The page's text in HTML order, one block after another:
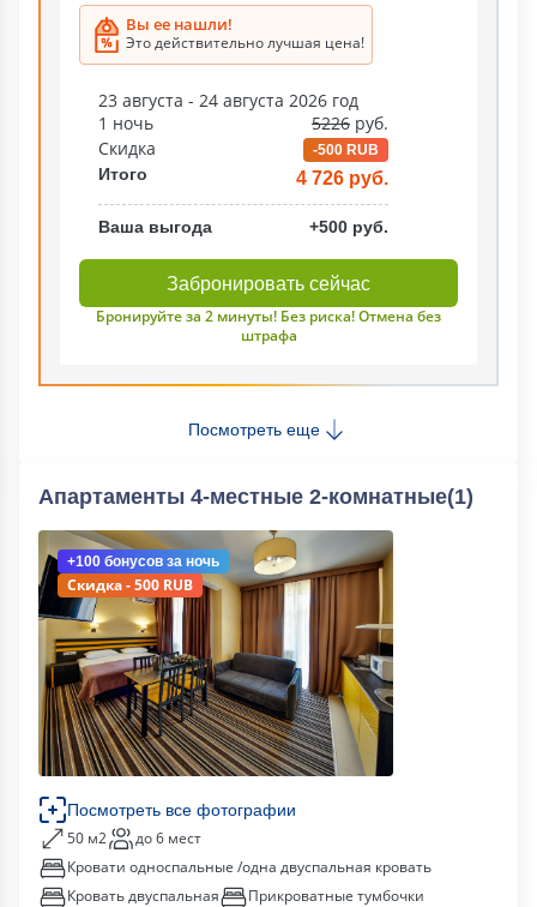
Вы ее нашли!
Это действительно лучшая цена!
23 августа - 24 августа 2026 год
1 ночь
5226 руб.
Скидка
-500 RUB
Итого 4 726 руб.
Ваша выгода +500 руб.
Забронировать сейчас
Бронируйте за 2 минуты! Без риска! Отмена без
штрафа
Посмотреть еще
Апартаменты 4-местные 2-комнатные(1)
+100 бонусов за ночь
Скидка - 500 RUB
Посмотреть все фотографии
50 м2
до 6 мест
Кровати односпальные /одна двуспальная кровать
Кровать двуспальная
Прикроватные тумбочки